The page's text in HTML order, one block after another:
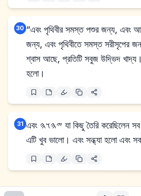
30 “এবং পৃথিবীর সমস্ত পশুর জন্য, এবং
জন্য, এবং পৃথিবীতে সমস্ত সরীসৃপের
শ্বাস আছে, প্রতিটি সবুজ উদ্ভিদ
হলো।
31 এবং 𐤉𐤄𐤅𐤄 যা কিছু তৈরি করেছিলেন সব দেখলেন, এবং দেখো,
এটি খুব ভালো। এবং সন্ধ্যা হলো এবং